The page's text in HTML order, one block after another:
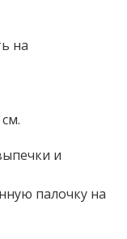
на
и
палочку на